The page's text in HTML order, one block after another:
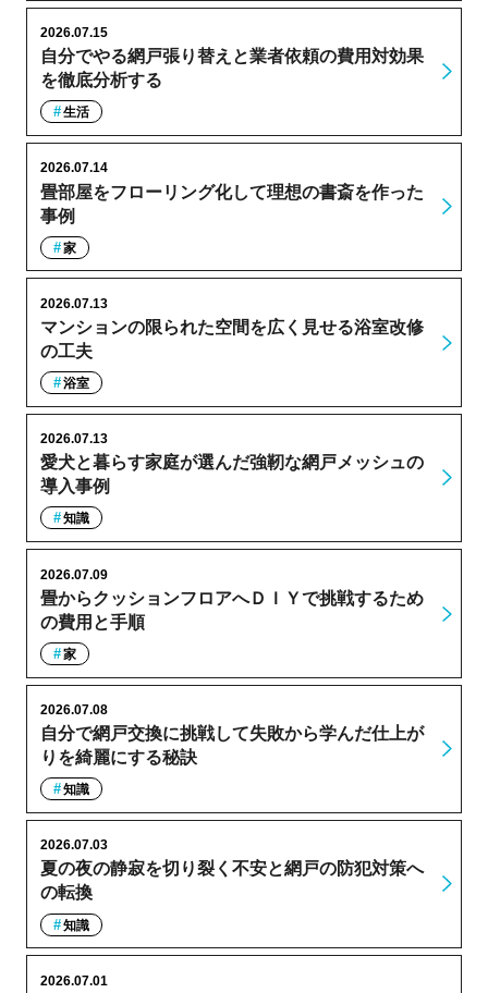
自分でやる網戸張り替えと業者依頼の費用対効果
を徹底分析する
2026.07.15
生活
畳部屋をフローリング化して理想の書斎を作った
事例
2026.07.14
家
マンションの限られた空間を広く見せる浴室改修
の工夫
2026.07.13
浴室
愛犬と暮らす家庭が選んだ強靭な網戸メッシュの
導入事例
2026.07.13
知識
畳からクッションフロアへＤＩＹで挑戦するため
の費用と手順
2026.07.09
家
自分で網戸交換に挑戦して失敗から学んだ仕上が
りを綺麗にする秘訣
2026.07.08
知識
夏の夜の静寂を切り裂く不安と網戸の防犯対策へ
の転換
2026.07.03
知識
2026.07.01